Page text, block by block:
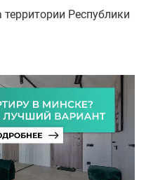
Республики